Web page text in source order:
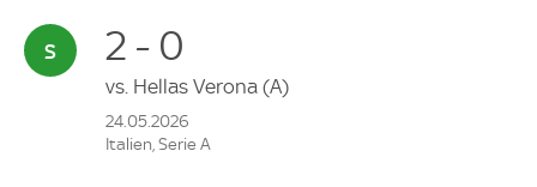
2 - 0
vs. Hellas Verona (A)
24.05.2026
Italien, Serie A